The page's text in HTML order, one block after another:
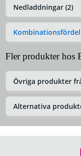
Nedladdningar (2)
Kombinationsfördel
Fler produkter hos
Övriga produkter
Alternativa